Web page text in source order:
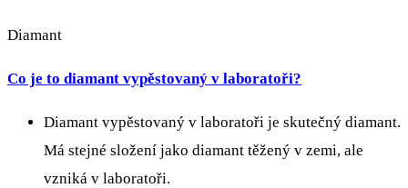
Diamant
Co je to diamant vypěstovaný v laboratoři?
Diamant vypěstovaný v laboratoři je skutečný diamant.
Má stejné složení jako diamant těžený v zemi, ale
vzniká v laboratoři.